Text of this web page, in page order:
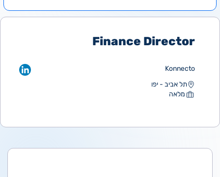
Finance Director
Konnecto
תל אביב - יפו
מלאה